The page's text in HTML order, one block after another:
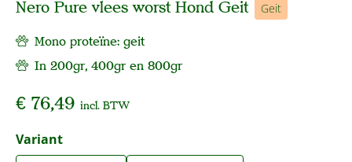
Nero Pure vlees worst Hond Geit Geit
Mono proteïne: geit
In 200gr, 400gr en 800gr
€ 76,49 incl. BTW
Selecteer
Variant